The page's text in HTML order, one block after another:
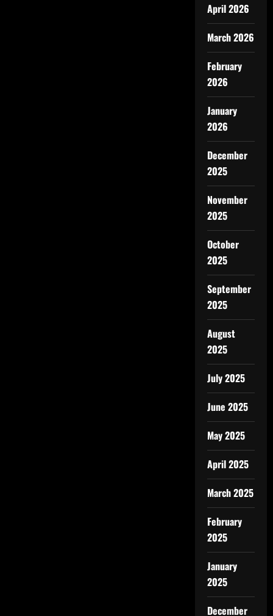
April 2026
March 2026
February
2026
January
2026
December
2025
November
2025
October
2025
September
2025
August
2025
July 2025
June 2025
May 2025
April 2025
March 2025
February
2025
January
2025
December